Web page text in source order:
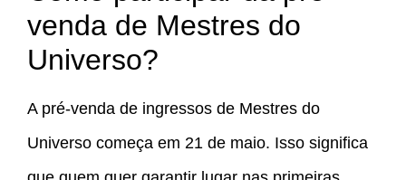
venda de Mestres do
Universo?
A pré-venda de ingressos de Mestres do
Universo começa em 21 de maio. Isso significa